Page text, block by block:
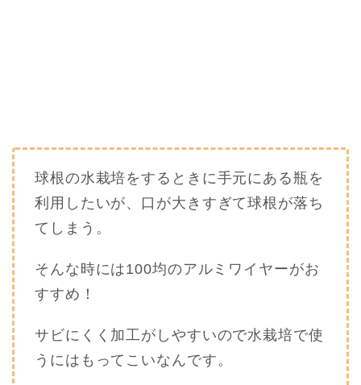
球根の水栽培をするときに手元にある瓶を
利用したいが、口が大きすぎて球根が落ち
てしまう。
そんな時には100均のアルミワイヤーがお
すすめ！
サビにくく加工がしやすいので水栽培で使
うにはもってこいなんです。